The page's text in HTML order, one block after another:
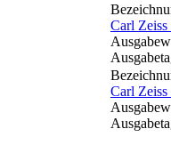
Carl Zeiss
Carl Zeiss